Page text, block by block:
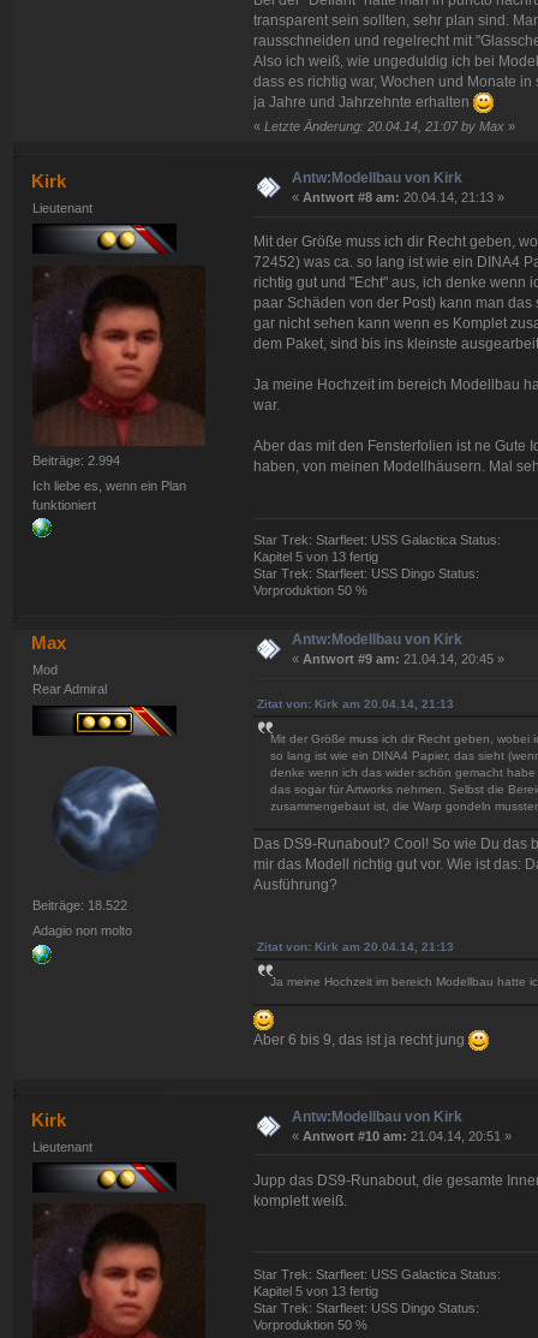
transparent sein sollten, sehr plan sind.
rausschneiden und regelrecht mit
Also ich weiß, wie ungeduldig ich bei
dass es richtig war, Wochen und Monate
ja Jahre und Jahrzehnte erhalten
« Letzte Änderung: 20.04.14, 21:07 by Max»
Kirk
Lieutenant
Beiträge: 2.994
Ich liebe es, wenn ein Plan
funktioniert
Antw:Modellbau von Kirk
« Antwort #8 am: 20.04.14, 21:13 »
Mit der Größe muss ich dir Recht geben,
72452) was ca. so lang ist wie ein DINA4
richtig gut und "Echt" aus, ich denke wenn
paar Schäden von der Post) kann man
gar nicht sehen kann wenn es Komplet
dem Paket, sind bis ins kleinste
Ja meine Hochzeit im bereich Modellbau
war.
Aber das mit den Fensterfolien ist ne Gute
haben, von meinen Modellhäusern. Mal
Star Trek: Starfleet: USS Galactica Status:
Kapitel 5 von 13 fertig
Star Trek: Starfleet: USS Dingo Status:
Vorproduktion 50 %
Max
Mod
Rear Admiral
Beiträge: 18.522
Adagio non molto
Antw:Modellbau von Kirk
«Antwort #9 am: 21.04.14, 20:45 »
Zitat von: Kirk am 20.04.14, 21:13
Mit der Größe muss ich dir Recht geben,
so lang ist wie ein DINA4 Papier, das sieht
denke wenn ich das wider schön gemacht
das sogar für Artworks nehmen. Selbst die
zusammengebaut ist, die Warp gondeln
Das DS9-Runabout? Cool! So wie Du das
mir das Modell richtig gut vor. Wie ist das:
Ausführung?
Zitat von: Kirk am 20.04.14, 21:13
Ja meine Hochzeit im bereich Modellbau hatte
Aber 6 bis 9, das ist ja recht jung
Kirk
Lieutenant
Antw:Modellbau von Kirk
« Antwort #10 am: 21.04.14, 20:51 »
Jupp das DS9-Runabout, die gesamte
komplett weiß.
Star Trek: Starfleet: USS Galactica Status:
Kapitel 5 von 13 fertig
Star Trek: Starfleet: USS Dingo Status:
Vorproduktion 50 %